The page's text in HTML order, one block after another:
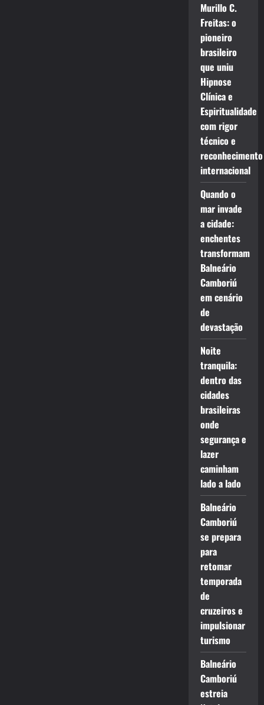
Murillo C.
Freitas: o
pioneiro
brasileiro
que uniu
Hipnose
Clínica e
Espiritualidade
com rigor
técnico e
reconhecimento
internacional
Quando o
mar invade
a cidade:
enchentes
transformam
Balneário
Camboriú
em cenário
de
devastação
Noite
tranquila:
dentro das
cidades
brasileiras
onde
segurança e
lazer
caminham
lado a lado
Balneário
Camboriú
se prepara
para
retomar
temporada
de
cruzeiros e
impulsionar
turismo
Balneário
Camboriú
estreia